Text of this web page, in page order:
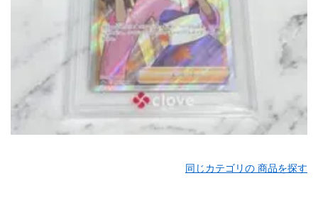
同じカテゴリの 商品を探す